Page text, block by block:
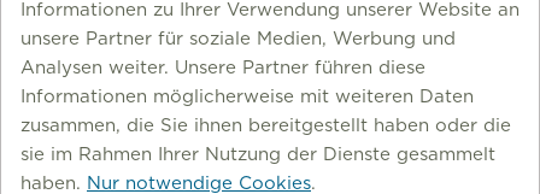
Informationen zu Ihrer Verwendung unserer Website an
unsere Partner für soziale Medien, Werbung und
Analysen weiter. Unsere Partner führen diese
Informationen möglicherweise mit weiteren Daten
zusammen, die Sie ihnen bereitgestellt haben oder die
sie im Rahmen Ihrer Nutzung der Dienste gesammelt
haben. Nur notwendige Cookies.
STREETART